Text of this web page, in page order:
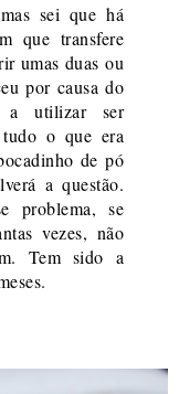
sei que há
que transfere
umas duas ou
por causa do
a utilizar ser
tudo o que era
de pó
a questão.
problema, se
vezes, não
Tem sido a